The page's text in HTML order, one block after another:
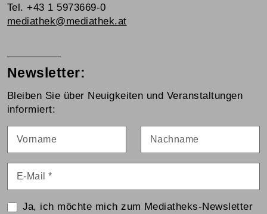
Tel. +43 1 5973669-0
mediathek@mediathek.at
Newsletter:
Bleiben Sie über Neuigkeiten und Veranstaltungen
informiert:
Ja, ich möchte mich zum Mediatheks-Newsletter